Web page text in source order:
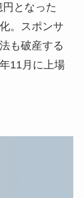
となった
。スポンサ
も破産する
11月に上場